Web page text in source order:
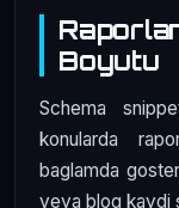
Boyutu
Schema
konularda
baglamda
veya blog kaydi